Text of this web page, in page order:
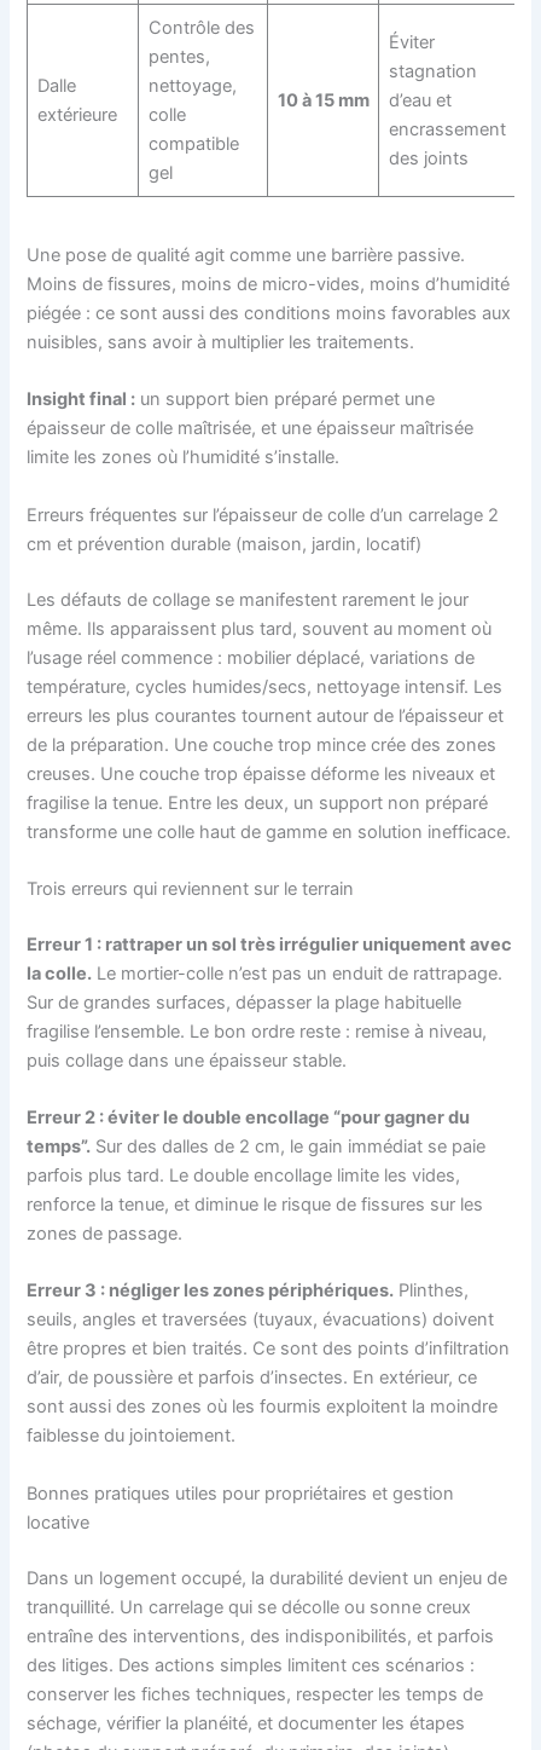
Dalle
extérieure
Contrôle des
pentes,
nettoyage,
colle
compatible
gel
10 à 15 mm
Éviter
stagnation
d’eau et
encrassement
des joints
Une pose de qualité agit comme une barrière passive.
Moins de fissures, moins de micro-vides, moins d’humidité
piégée : ce sont aussi des conditions moins favorables aux
nuisibles, sans avoir à multiplier les traitements.
Insight final : un support bien préparé permet une
épaisseur de colle maîtrisée, et une épaisseur maîtrisée
limite les zones où l’humidité s’installe.
Erreurs fréquentes sur l’épaisseur de colle d’un carrelage 2
cm et prévention durable (maison, jardin, locatif)
Les défauts de collage se manifestent rarement le jour
même. Ils apparaissent plus tard, souvent au moment où
l’usage réel commence : mobilier déplacé, variations de
température, cycles humides/secs, nettoyage intensif. Les
erreurs les plus courantes tournent autour de l’épaisseur et
de la préparation. Une couche trop mince crée des zones
creuses. Une couche trop épaisse déforme les niveaux et
fragilise la tenue. Entre les deux, un support non préparé
transforme une colle haut de gamme en solution inefficace.
Trois erreurs qui reviennent sur le terrain
Erreur 1 : rattraper un sol très irrégulier uniquement avec
la colle. Le mortier-colle n’est pas un enduit de rattrapage.
Sur de grandes surfaces, dépasser la plage habituelle
fragilise l’ensemble. Le bon ordre reste : remise à niveau,
puis collage dans une épaisseur stable.
Erreur 2 : éviter le double encollage “pour gagner du
temps”. Sur des dalles de 2 cm, le gain immédiat se paie
parfois plus tard. Le double encollage limite les vides,
renforce la tenue, et diminue le risque de fissures sur les
zones de passage.
Erreur 3 : négliger les zones périphériques. Plinthes,
seuils, angles et traversées (tuyaux, évacuations) doivent
être propres et bien traités. Ce sont des points d’infiltration
d’air, de poussière et parfois d’insectes. En extérieur, ce
sont aussi des zones où les fourmis exploitent la moindre
faiblesse du jointoiement.
Bonnes pratiques utiles pour propriétaires et gestion
locative
Dans un logement occupé, la durabilité devient un enjeu de
tranquillité. Un carrelage qui se décolle ou sonne creux
entraîne des interventions, des indisponibilités, et parfois
des litiges. Des actions simples limitent ces scénarios :
conserver les fiches techniques, respecter les temps de
séchage, vérifier la planéité, et documenter les étapes